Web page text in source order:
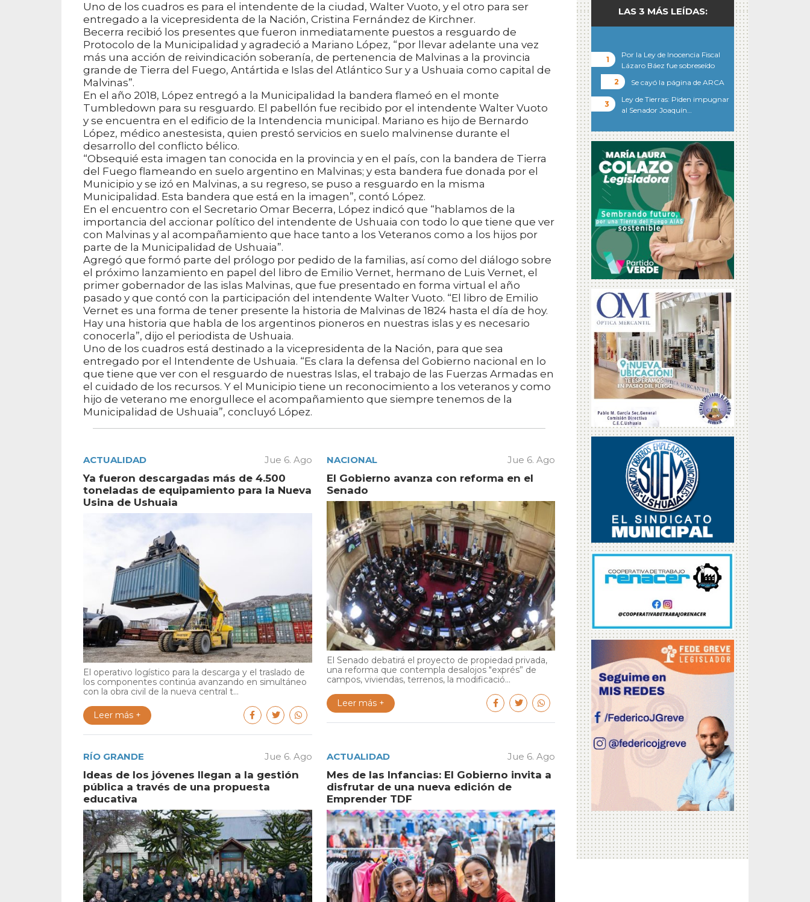
Uno de los cuadros es para el intendente de la ciudad, Walter Vuoto, y el otro para ser
entregado a la vicepresidenta de la Nación, Cristina Fernández de Kirchner.
Becerra recibió los presentes que fueron inmediatamente puestos a resguardo de
Protocolo de la Municipalidad y agradeció a Mariano López, “por llevar adelante una vez
más una acción de reivindicación soberanía, de pertenencia de Malvinas a la provincia
grande de Tierra del Fuego, Antártida e Islas del Atlántico Sur y a Ushuaia como capital de
Malvinas”.
En el año 2018, López entregó a la Municipalidad la bandera flameó en el monte
Tumbledown para su resguardo. El pabellón fue recibido por el intendente Walter Vuoto
y se encuentra en el edificio de la Intendencia municipal. Mariano es hijo de Bernardo
López, médico anestesista, quien prestó servicios en suelo malvinense durante el
desarrollo del conflicto bélico.
“Obsequié esta imagen tan conocida en la provincia y en el país, con la bandera de Tierra
del Fuego flameando en suelo argentino en Malvinas; y esta bandera fue donada por el
Municipio y se izó en Malvinas, a su regreso, se puso a resguardo en la misma
Municipalidad. Esta bandera que está en la imagen”, contó López.
En el encuentro con el Secretario Omar Becerra, López indicó que “hablamos de la
importancia del accionar político del intendente de Ushuaia con todo lo que tiene que ver
con Malvinas y al acompañamiento que hace tanto a los Veteranos como a los hijos por
parte de la Municipalidad de Ushuaia”.
Agregó que formó parte del prólogo por pedido de la familias, así como del diálogo sobre
el próximo lanzamiento en papel del libro de Emilio Vernet, hermano de Luis Vernet, el
primer gobernador de las islas Malvinas, que fue presentado en forma virtual el año
pasado y que contó con la participación del intendente Walter Vuoto. “El libro de Emilio
Vernet es una forma de tener presente la historia de Malvinas de 1824 hasta el día de hoy.
Hay una historia que habla de los argentinos pioneros en nuestras islas y es necesario
conocerla”, dijo el periodista de Ushuaia.
Uno de los cuadros está destinado a la vicepresidenta de la Nación, para que sea
entregado por el Intendente de Ushuaia. “Es clara la defensa del Gobierno nacional en lo
que tiene que ver con el resguardo de nuestras Islas, el trabajo de las Fuerzas Armadas en
el cuidado de los recursos. Y el Municipio tiene un reconocimiento a los veteranos y como
hijo de veterano me enorgullece el acompañamiento que siempre tenemos de la
Municipalidad de Ushuaia”, concluyó López.
ACTUALIDAD Jue 6. Ago
Ya fueron descargadas más de 4.500
toneladas de equipamiento para la Nueva
Usina de Ushuaia
El operativo logístico para la descarga y el traslado de
los componentes continúa avanzando en simultáneo
con la obra civil de la nueva central t...
Leer más +
NACIONAL Jue 6. Ago
El Gobierno avanza con reforma en el
Senado
El Senado debatirá el proyecto de propiedad privada,
una reforma que contempla desalojos "exprés” de
campos, viviendas, terrenos, la modificació...
Leer más +
RÍO GRANDE Jue 6. Ago
Ideas de los jóvenes llegan a la gestión
pública a través de una propuesta
educativa
ACTUALIDAD Jue 6. Ago
Mes de las Infancias: El Gobierno invita a
disfrutar de una nueva edición de
Emprender TDF
LAS 3 MÁS LEÍDAS:
Por la Ley de Inocencia Fiscal
Lázaro Báez fue sobreseído
Se cayó la página de ARCA
Ley de Tierras: Piden impugnar
al Senador Joaquín…